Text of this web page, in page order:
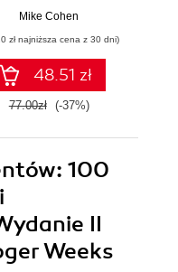
koncepcji do
aplikacji w
Pythonie
Mike Cohen
zł najniższa cena z 30 dni)
48.51 zł
77.00zł (-37%)
100
II
Weeks